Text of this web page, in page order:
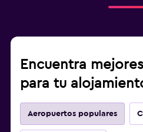
Encuentra
para tu
Aeropuertos populares